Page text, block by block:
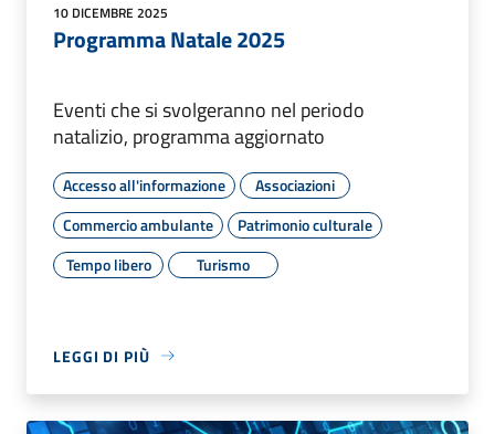
10 DICEMBRE 2025
Programma Natale 2025
Eventi che si svolgeranno nel periodo
natalizio, programma aggiornato
Accesso all'informazione
Associazioni
Commercio ambulante
Patrimonio culturale
Tempo libero
Turismo
LEGGI DI PIÙ